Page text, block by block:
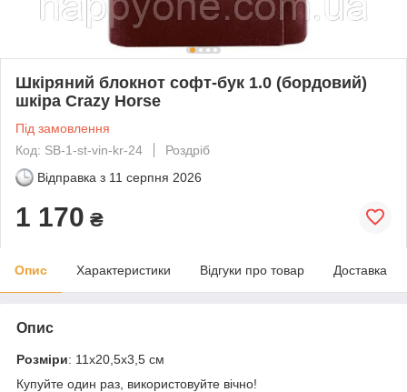
Шкіряний блокнот софт-бук 1.0 (бордовий)
шкіра Crazy Horse
Під замовлення
Код: SB-1-st-vin-kr-24
Роздріб
Відправка з 11 серпня 2026
1 170 ₴
Опис Характеристики Відгуки про товар Доставка
Опис
Розміри: 11х20,5х3,5 см
Купуйте один раз, використовуйте вічно!